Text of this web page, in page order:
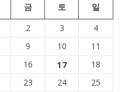
금 토
일
2 3
4
9 10
11
16 17
18
23 24 25